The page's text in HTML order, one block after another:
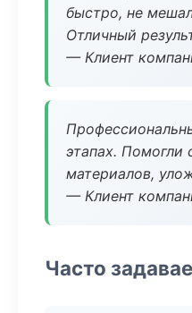
быстро, не
Отличный
— Клиент
этапах. Помогли
материалов,
— Клиент
Часто